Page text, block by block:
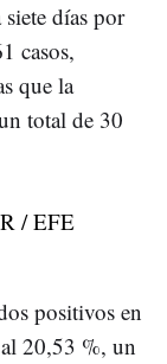
días por
casos,
que la
total de 30
positivos en
20,53 %, un